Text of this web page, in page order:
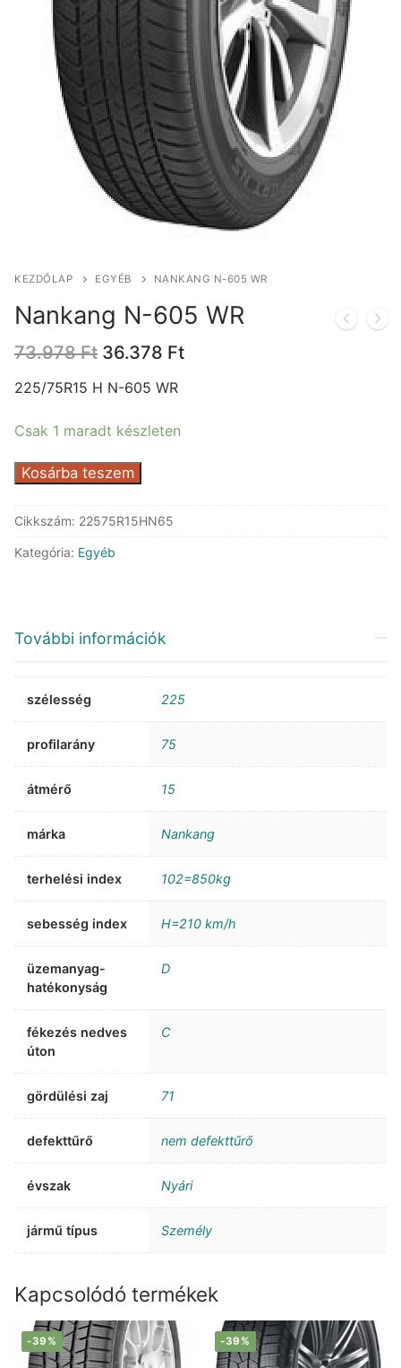
KEZDŐLAP EGYÉB NANKANG N-605 WR
Nankang N-605 WR
73.978Ft Original
was:
36.378 FtCurrent
225/75R15 H N-605 WR
Csak 1 maradt készleten
Nankang
605
mennyiség
Kosárba teszem
Cikkszám: 22575R15HN65
Kategória: Egyéb
További információk
szélesség 225
profilarány 75
átmérő 15
márka Nankang
terhelési index 102=850kg
sebesség index H=210 km/h
üzemanyag-
hatékonyság
D
fékezés nedves
úton
C
gördülési zaj 71
defekttűrő nem defekttűrő
évszak Nyári
jármű típus Személy
Kapcsolódó termékek
-39% -39%